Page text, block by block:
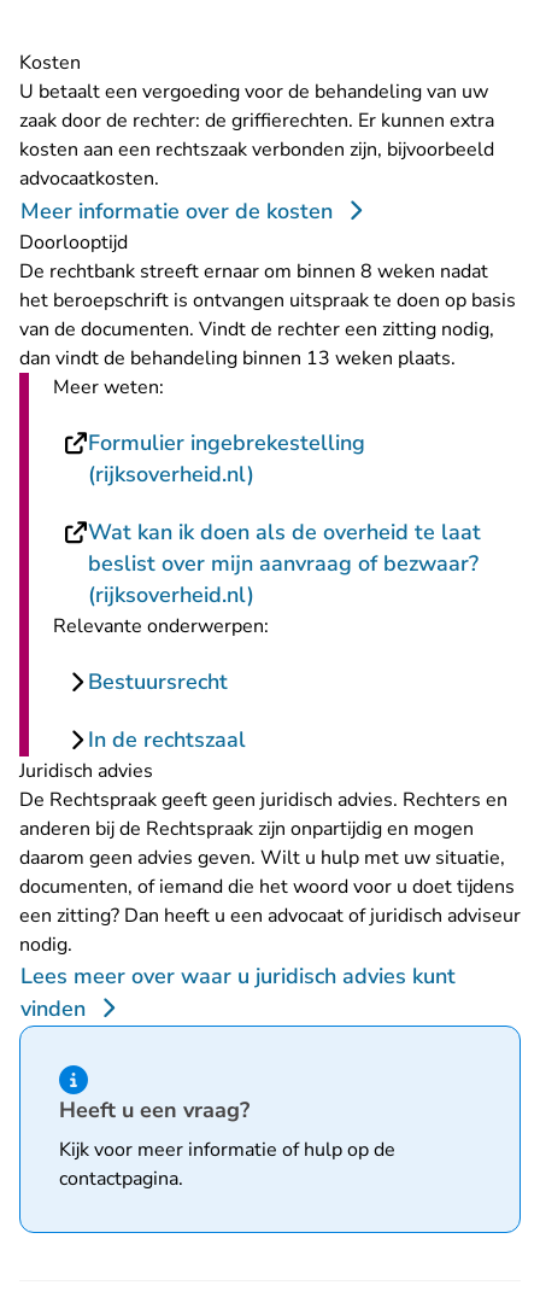
Kosten
U betaalt een vergoeding voor de behandeling van uw
zaak door de rechter: de griffierechten. Er kunnen extra
kosten aan een rechtszaak verbonden zijn, bijvoorbeeld
advocaatkosten.
Meer informatie over de kosten
Doorlooptijd
De rechtbank streeft ernaar om binnen 8 weken nadat
het beroepschrift is ontvangen uitspraak te doen op basis
van de documenten. Vindt de rechter een zitting nodig,
dan vindt de behandeling binnen 13 weken plaats.
Meer weten:
Formulier ingebrekestelling
(rijksoverheid.nl)
Wat kan ik doen als de overheid te laat
beslist over mijn aanvraag of bezwaar?
(rijksoverheid.nl)
Relevante onderwerpen:
Bestuursrecht
In de rechtszaal
Juridisch advies
De Rechtspraak geeft geen juridisch advies. Rechters en
anderen bij de Rechtspraak zijn onpartijdig en mogen
daarom geen advies geven. Wilt u hulp met uw situatie,
documenten, of iemand die het woord voor u doet tijdens
een zitting? Dan heeft u een advocaat of juridisch adviseur
nodig.
Lees meer over waar u juridisch advies kunt
vinden
Hint van type informatie
Heeft u een vraag?
Kijk voor meer informatie of hulp op de
contactpagina.